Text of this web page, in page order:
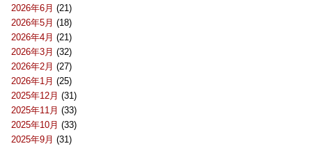
2026年6月 (21)
2026年5月 (18)
2026年4月 (21)
2026年3月 (32)
2026年2月 (27)
2026年1月 (25)
2025年12月 (31)
2025年11月 (33)
2025年10月 (33)
2025年9月 (31)